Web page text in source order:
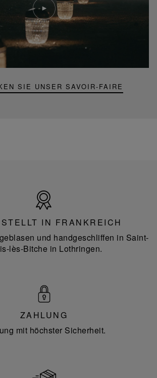
SIE UNSER SAVOIR-FAIRE
abspielen
YouTube-
Video,
Folia
Mini-
Portable-
Frankreich
IN FRANKREICH
und handgeschliffen in Saint-
lès-Bitche in Lothringen.
ZAHLUNG
mit höchster Sicherheit.